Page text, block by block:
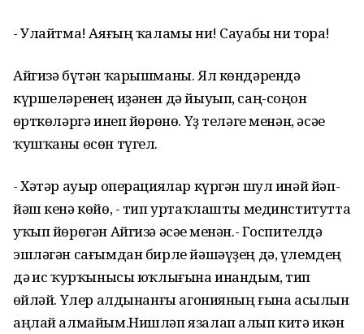
- Улайтма! Аяғың ҡаламы ни! Сауабы ни тора!
Айгизә бүтән ҡарышманы. Ял көндәрендә
күршеләренең иҙәнен дә йыуып, саң-соңон
һөрткөләргә инеп йөрөнө. Үҙ теләге менән, әсәһе
ҡушҡаны өсөн түгел.
- Хәтәр ауыр операциялар күргән шул инәй йәп-
йәш кенә көйө, - тип уртаҡлашты мединститутта
уҡып йөрөгән Айгизә әсәһе менән.- Госпителдә
эшләгән сағымдан бирле йәшәүҙең дә, үлемдең
дә һис ҡурҡынысы юҡлығына инандым, тип
һөйләй. Үлер алдынанғы агонияның ғына асылын
аңлай алмайым.Нишләп язалап алып китә икән